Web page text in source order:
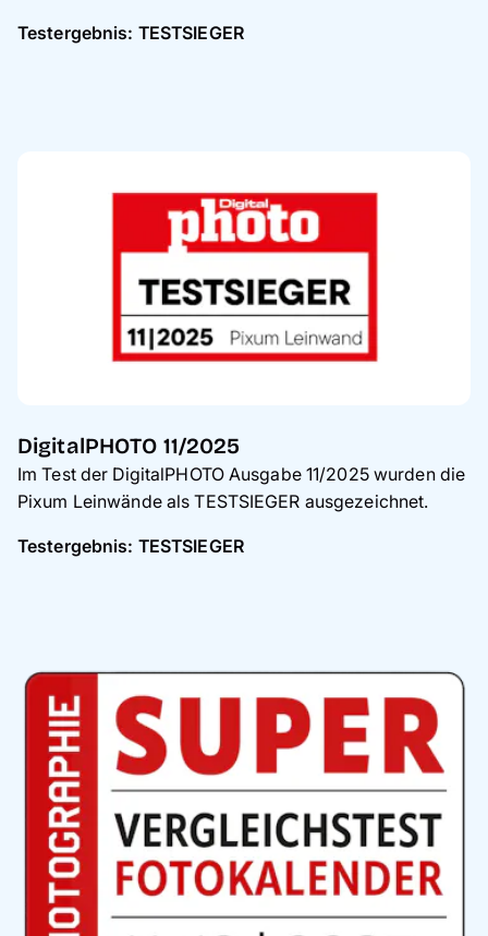
Testergebnis: TESTSIEGER
DigitalPHOTO 11/2025
Im Test der DigitalPHOTO Ausgabe 11/2025 wurden die
Pixum Leinwände als TESTSIEGER ausgezeichnet.
Testergebnis: TESTSIEGER